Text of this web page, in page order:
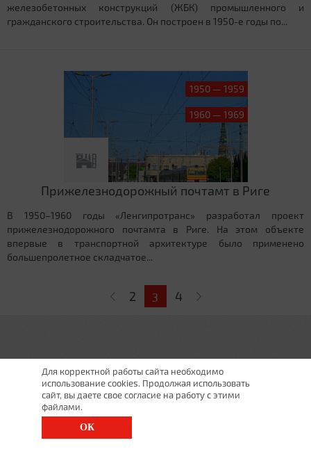
железобетонных конструкций (ЖБК) промышленного и
гражданского строительства. Он построен в 1950-е годы по...
1950 — 1959
1960 — 1969
Прижелезнодорожный почтамт в Риге
В 1950–1960 годы «Ленгипротранс» разработал проект
прижелезнодорожного почтамта в Риге. На этом объекте
впервые в транспортной архитектуре было применено
большепролетное складчатое...
2 3 4
Для корректной работы сайта необходимо
использование cookies. Продолжая использовать
сайт, вы даете свое согласие на работу с этими
файлами.
ОК